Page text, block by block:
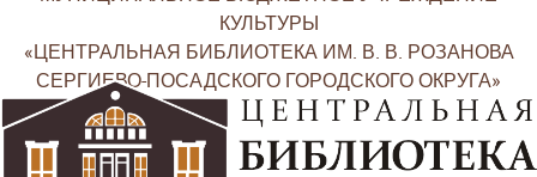
КУЛЬТУРЫ
«ЦЕНТРАЛЬНАЯ БИБЛИОТЕКА ИМ. В. В. РОЗАНОВА
СЕРГИЕВО-ПОСАДСКОГО ГОРОДСКОГО ОКРУГА»